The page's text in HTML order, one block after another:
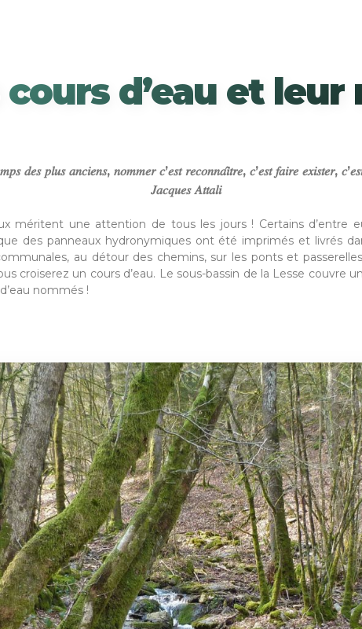
cours d’eau et leur
𝑑𝑒𝑠 𝑝𝑙𝑢𝑠 𝑎𝑛𝑐𝑖𝑒𝑛𝑠, 𝑛𝑜𝑚𝑚𝑒𝑟 𝑐’𝑒𝑠𝑡 𝑟𝑒𝑐𝑜𝑛𝑛𝑎𝑖̂𝑡𝑟𝑒, 𝑐’𝑒𝑠𝑡 𝑓𝑎𝑖𝑟𝑒 𝑒𝑥𝑖𝑠𝑡𝑒𝑟,
𝐽𝑎𝑐𝑞𝑢𝑒𝑠 𝐴𝑡𝑡𝑎𝑙𝑖
méritent une attention de tous les jours ! Certains
des panneaux hydronymiques ont été imprimés et livrés
au détour des chemins, sur les ponts et
croiserez un cours d’eau. Le sous-bassin de la Lesse couvre
nommés !